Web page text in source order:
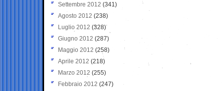
Settembre 2012 (341)
Agosto 2012 (238)
Luglio 2012 (328)
Giugno 2012 (287)
Maggio 2012 (258)
Aprile 2012 (218)
Marzo 2012 (255)
Febbraio 2012 (247)